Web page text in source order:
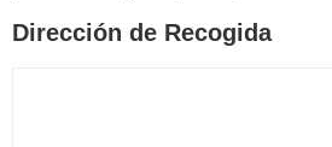
Dirección de Recogida